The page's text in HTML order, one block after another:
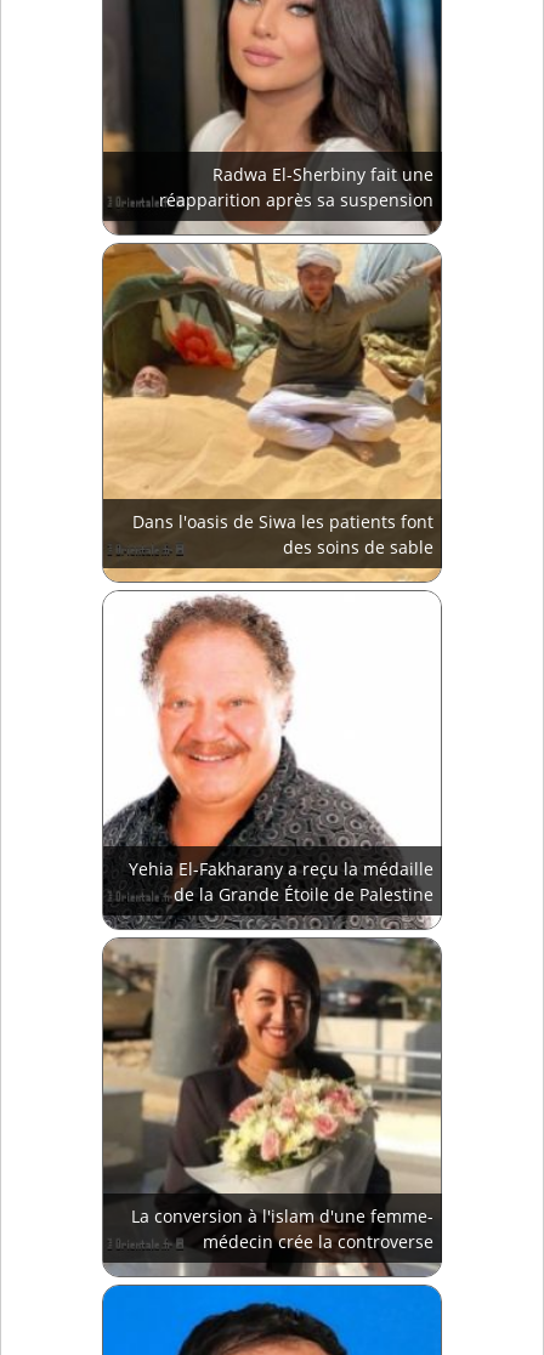
Radwa El-Sherbiny fait une
réapparition après sa suspension
Dans l'oasis de Siwa les patients font
des soins de sable
Yehia El-Fakharany a reçu la médaille
de la Grande Étoile de Palestine
La conversion à l'islam d'une femme-
médecin crée la controverse